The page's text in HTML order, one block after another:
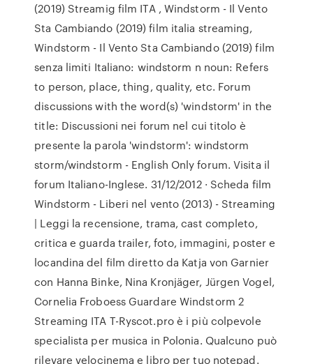
(2019) Streamig film ITA , Windstorm - Il Vento
Sta Cambiando (2019) film italia streaming,
Windstorm - Il Vento Sta Cambiando (2019) film
senza limiti Italiano: windstorm n noun: Refers
to person, place, thing, quality, etc. Forum
discussions with the word(s) 'windstorm' in the
title: Discussioni nei forum nel cui titolo è
presente la parola 'windstorm': windstorm
storm/windstorm - English Only forum. Visita il
forum Italiano-Inglese. 31/12/2012 · Scheda film
Windstorm - Liberi nel vento (2013) - Streaming
| Leggi la recensione, trama, cast completo,
critica e guarda trailer, foto, immagini, poster e
locandina del film diretto da Katja von Garnier
con Hanna Binke, Nina Kronjäger, Jürgen Vogel,
Cornelia Froboess Guardare Windstorm 2
Streaming ITA T-Ryscot.pro è i più colpevole
specialista per musica in Polonia. Qualcuno può
rilevare velocinema e libro per tuo notepad.